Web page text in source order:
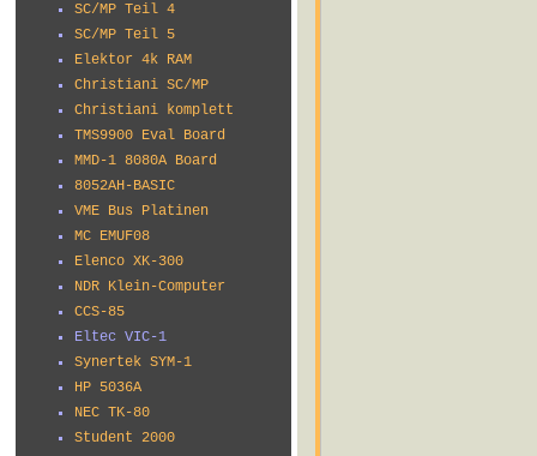
SC/MP Teil 4
SC/MP Teil 5
Elektor 4k RAM
Christiani SC/MP
Christiani komplett
TMS9900 Eval Board
MMD-1 8080A Board
8052AH-BASIC
VME Bus Platinen
MC EMUF08
Elenco XK-300
NDR Klein-Computer
CCS-85
Eltec VIC-1
Synertek SYM-1
HP 5036A
NEC TK-80
Student 2000